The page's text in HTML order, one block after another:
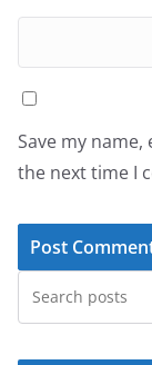
Save my
the next time I